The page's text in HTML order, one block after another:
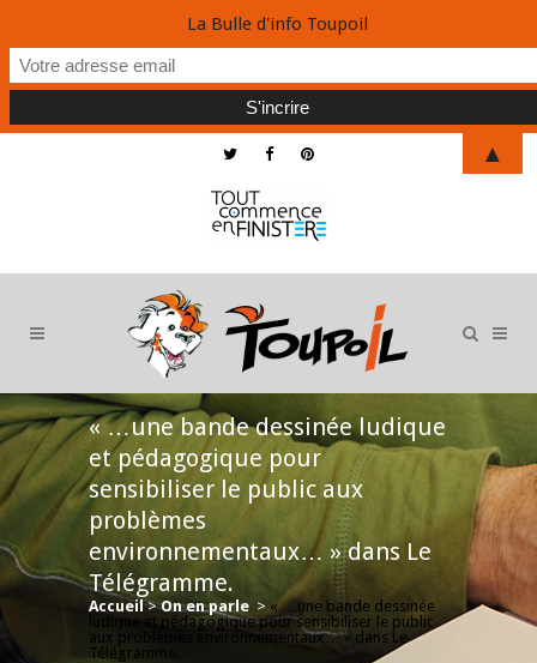
« …une bande dessinée ludique
et pédagogique pour
sensibiliser le public aux
problèmes
environnementaux… » dans Le
Télégramme.
Accueil>On en parle > « …une bande dessinée
ludique et pédagogique pour sensibiliser le public
aux problèmes environnementaux… » dans Le
Télégramme.
La Bulle d'info Toupoil
▲